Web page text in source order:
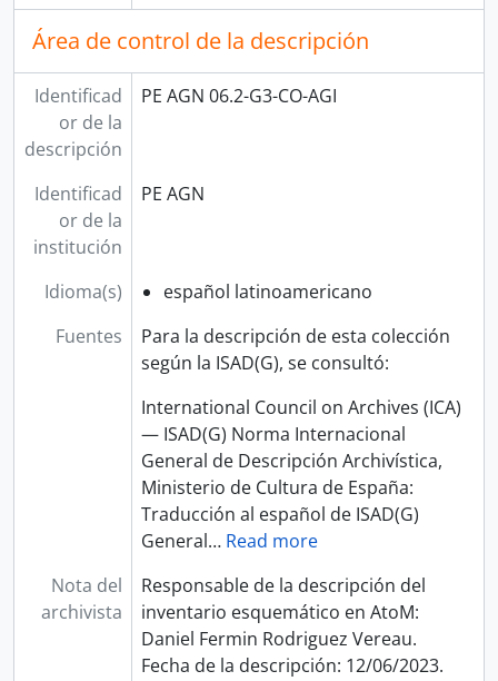
Área de control de la descripción
Identificad
or de la
descripción
PE AGN 06.2-G3-CO-AGI
Identificad
or de la
institución
PE AGN
Idioma(s)
español latinoamericano
Fuentes
Para la descripción de esta colección
según la ISAD(G), se consultó:
International Council on Archives (ICA)
— ISAD(G) Norma Internacional
General de Descripción Archivística,
Ministerio de Cultura de España:
Traducción al español de ISAD(G)
General… Read more
Nota del
archivista
Responsable de la descripción del
inventario esquemático en AtoM:
Daniel Fermin Rodriguez Vereau.
Fecha de la descripción: 12/06/2023.